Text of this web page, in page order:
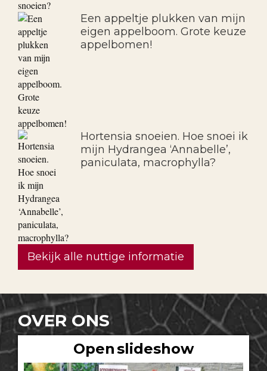
Een appeltje plukken van mijn
eigen appelboom. Grote keuze
appelbomen!
Hortensia snoeien. Hoe snoei ik
mijn Hydrangea ‘Annabelle’,
paniculata, macrophylla?
Bekijk alle nuttige informatie
OVER ONS
Open slideshow